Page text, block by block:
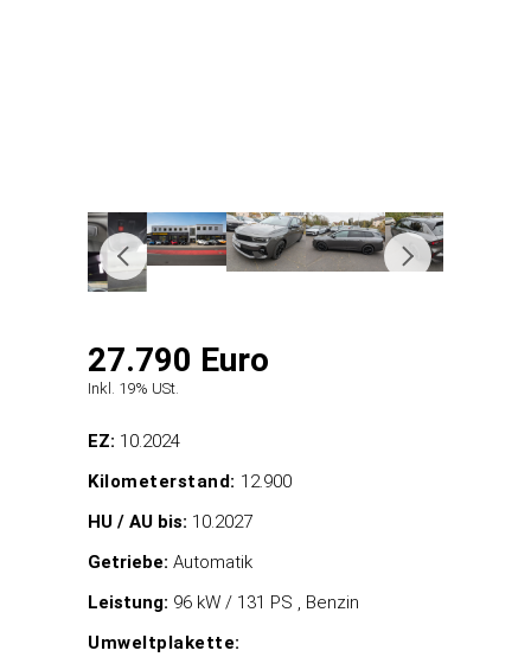
27.790 Euro
Inkl. 19% USt.
EZ: 10.2024
Kilometerstand: 12.900
HU / AU bis: 10.2027
Getriebe: Automatik
Leistung: 96 kW / 131 PS , Benzin
Umweltplakette: